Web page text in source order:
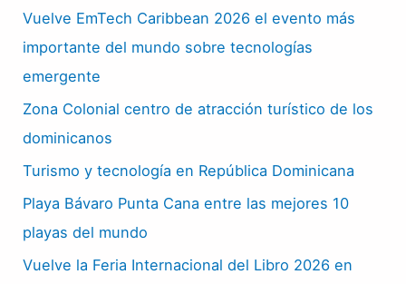
Vuelve EmTech Caribbean 2026 el evento más
importante del mundo sobre tecnologías
emergente
Zona Colonial centro de atracción turístico de los
dominicanos
Turismo y tecnología en República Dominicana
Playa Bávaro Punta Cana entre las mejores 10
playas del mundo
Vuelve la Feria Internacional del Libro 2026 en